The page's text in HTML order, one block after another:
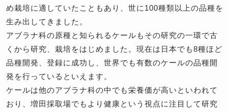
め栽培に適していたこともあり、世に100種類以上の品種を
生み出してきました。
アブラナ科の原種と知られるケールもその研究の一環で古
くから研究、栽培をはじめました。現在は日本でも8種ほど
品種開発、登録に成功し、世界でも有数のケールの品種開
発を行っているといえます。
ケールは他のアブラナ科の中でも栄養価が高いといわれて
おり、増田採取場でもより健康という視点に注目して研究